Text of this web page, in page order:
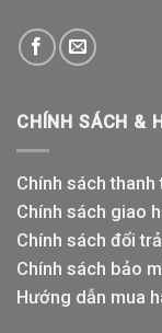
CHÍNH SÁCH &
Chính sách thanh
Chính sách giao
Chính sách đổi trả
Chính sách bảo
Hướng dẫn mua